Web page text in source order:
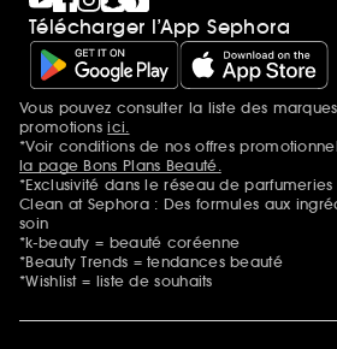
Télécharger l’App Sephora
Mentions additionnelles
Vous pouvez consulter la liste des
promotionsici.
*Voir conditions de nos offres
la page Bons Plans Beauté.
*Exclusivité dans le réseau de parfumeries
Clean at Sephora : Des formules aux
soin
*k-beauty = beauté coréenne
*Beauty Trends = tendances beauté
*Wishlist = liste de souhaits